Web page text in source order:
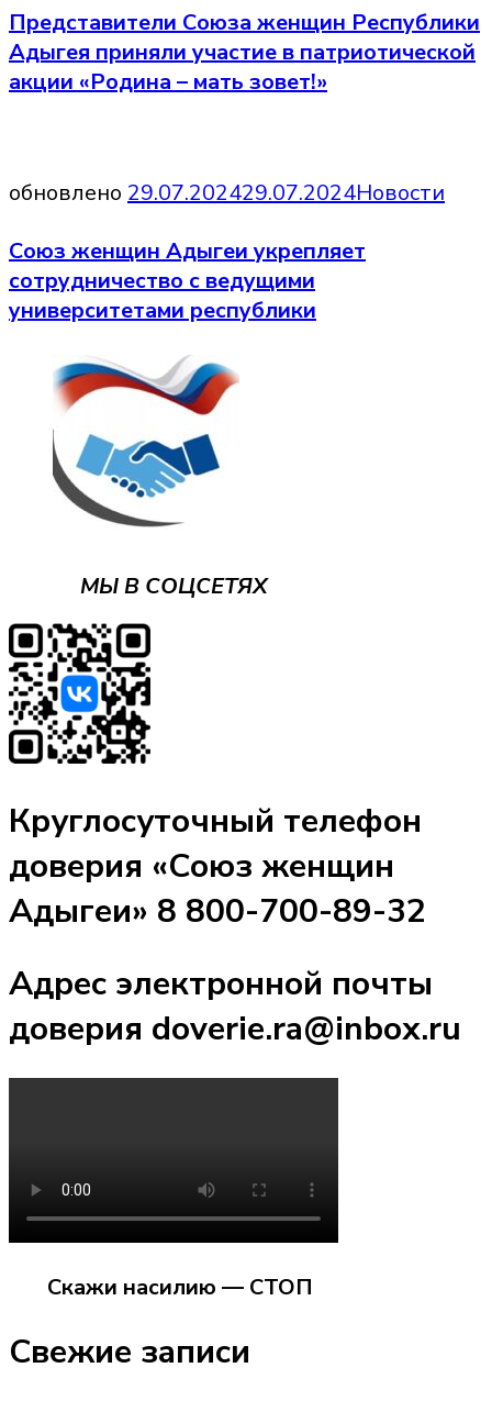
Представители Союза женщин Республики
Адыгея приняли участие в патриотической
акции «Родина – мать зовет!»
обновлено 29.07.202429.07.2024Новости
Союз женщин Адыгеи укрепляет
сотрудничество с ведущими
университетами республики
МЫ В СОЦСЕТЯХ
Круглосуточный телефон
доверия «Союз женщин
Адыгеи» 8 800-700-89-32
Адрес электронной почты
доверия doverie.ra@inbox.ru
Скажи насилию — СТОП
Свежие записи